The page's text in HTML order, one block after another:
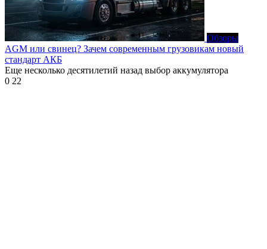
Обзоры
AGM или свинец? Зачем современным грузовикам новый
стандарт АКБ
Еще несколько десятилетий назад выбор аккумулятора
0 22